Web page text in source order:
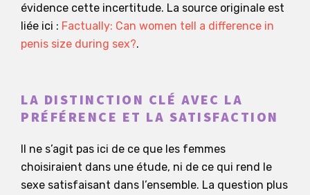
évidence cette incertitude. La source originale est
liée ici : Factually: Can women tell a difference in
penis size during sex?.
LA DISTINCTION CLÉ AVEC LA
PRÉFÉRENCE ET LA SATISFACTION
Il ne s’agit pas ici de ce que les femmes
choisiraient dans une étude, ni de ce qui rend le
sexe satisfaisant dans l’ensemble. La question plus